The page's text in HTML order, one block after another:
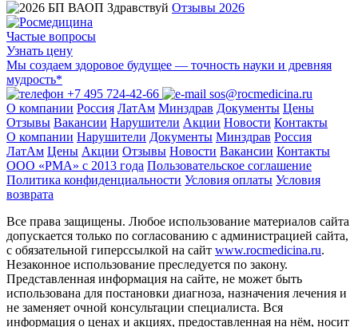
Отзывы 2026
Частые вопросы
Узнать цену
Мы создаем здоровое будущее — точность науки и древняя
мудрость*
+7 495 724-42-66
sos@rocmedicina.ru
О компании Россия ЛатАм Минздрав Документы Цены
Отзывы Вакансии Нарушители Акции Новости Контакты
О компании Нарушители Документы Минздрав Россия
ЛатАм Цены Акции Отзывы Новости Вакансии Контакты
ООО «РМА» c 2013 года Пользовательское соглашение
Политика конфиденциальности Условия оплаты Условия
возврата
Все права защищены. Любое использование материалов сайта
допускается только по согласованию с администрацией сайта,
с обязательной гиперссылкой на сайт www.rocmedicina.ru.
Незаконное использование преследуется по закону.
Представленная информация на сайте, не может быть
использована для постановки диагноза, назначения лечения и
не заменяет очной консультации специалиста. Вся
информация о ценах и акциях, предоставленная на нём, носит